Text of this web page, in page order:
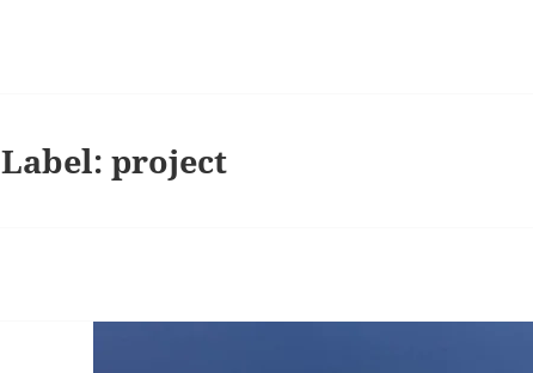
Label:project